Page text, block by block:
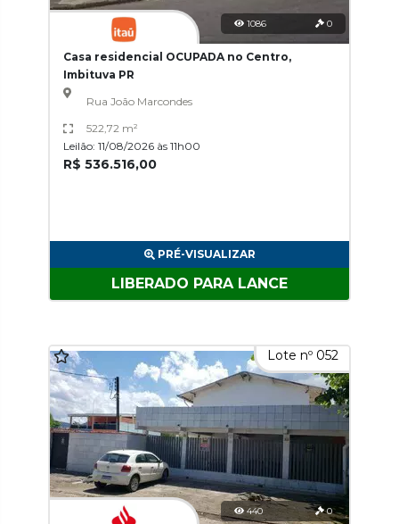
1086 0
Casa residencial OCUPADA no Centro,
Imbituva PR
Rua João Marcondes
522,72 m²
Leilão: 11/08/2026 às 11h00
R$ 536.516,00
PRÉ-VISUALIZAR
LIBERADO PARA LANCE
Lote nº 052
440 0